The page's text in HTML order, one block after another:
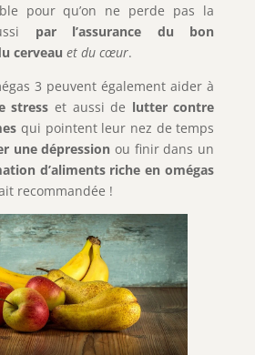
pour qu’on ne perde pas la
par l’assurance du bon
cerveau et du cœur.
peuvent également aider à
stress et aussi de lutter contre
qui pointent leur nez de temps
une dépression ou finir dans un
d’aliments riche en omégas
recommandée !